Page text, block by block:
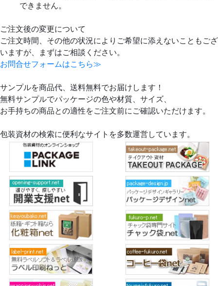
できません。
ご注文後の変更について
ご注文時間、その他の状況によりご希望に添えないこともござ
いますが、まずはご相談ください。
お問合せフォームはこちら≫
サンプルを商品代、送料無料でお届けします！
無料サンプルでパッケージの色や材質、サイズ、
お手持ちの商品との適性をご注文前にご確認いただけます。
包装資材の検索に便利なサイトを多数運営しています。